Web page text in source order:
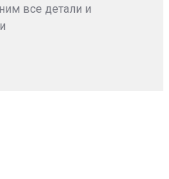
все детали и